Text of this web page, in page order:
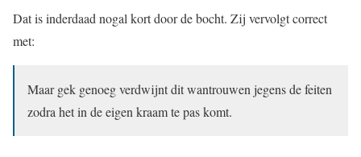
Dat is inderdaad nogal kort door de bocht. Zij vervolgt correct
met:
Maar gek genoeg verdwijnt dit wantrouwen jegens de feiten
zodra het in de eigen kraam te pas komt.